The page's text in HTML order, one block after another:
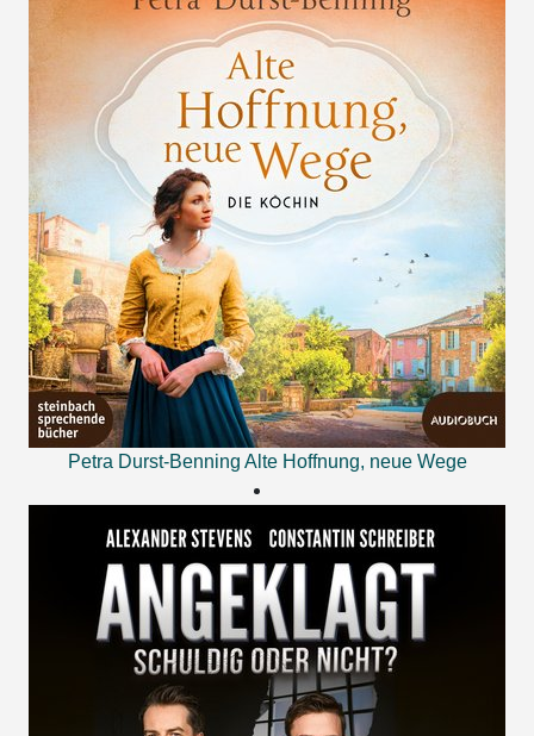
Petra Durst-Benning Alte Hoffnung, neue Wege